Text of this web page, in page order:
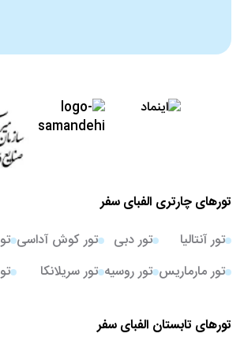
تورهای چارتری الفبای سفر
تور آنتالیا
تور مارماریس
تور دبی
تور روسیه
تور کوش آداسی
تور سریلانکا
تورهای تابستان الفبای سفر